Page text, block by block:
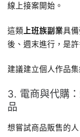
線上接案開始。
這類上班族副業具
後、週末進行，是
建議建立個人作品
3. 電商與代購
品
想嘗試商品販售的